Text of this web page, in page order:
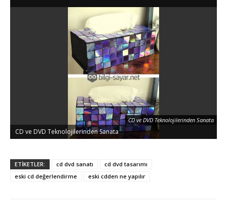
CD ve DVD Teknolojilerinden Sanata
CD ve DVD Teknolojilerinden Sanata
ETİKETLER: cd dvd sanatı
cd dvd tasarımı
eski cd değerlendirme
eski cdden ne yapılır